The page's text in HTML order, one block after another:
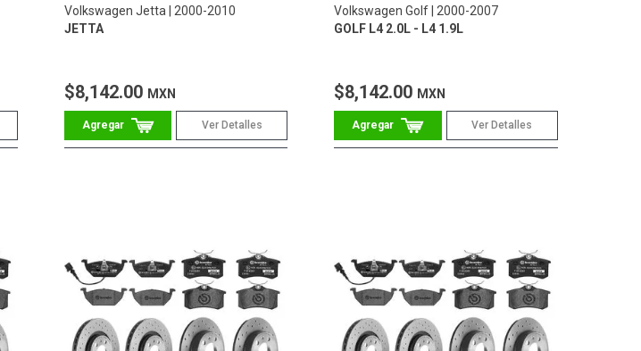
Volkswagen Jetta 2000-2010
JETTA
$8,142.00 MXN
Ver Detalles
Volkswagen Golf 2000-2007
GOLF L4 2.0L - L4 1.9L
$8,142.00 MXN
Ver Detalles